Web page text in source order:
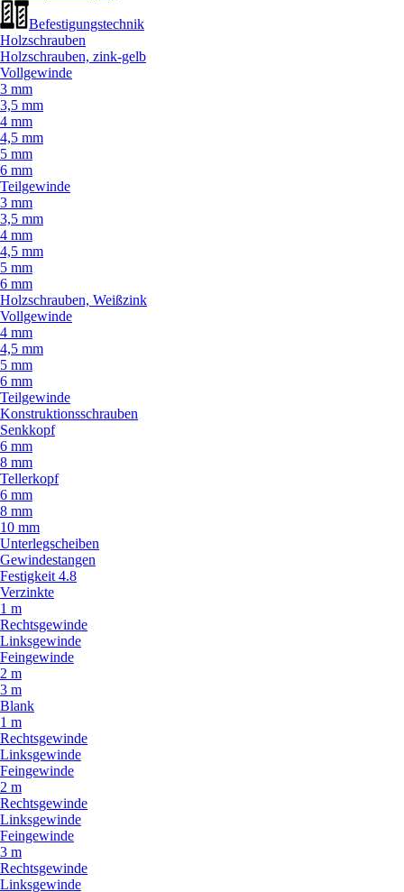
Befestigungstechnik
Holzschrauben
Holzschrauben, zink-gelb
Vollgewinde
3 mm
3,5 mm
4 mm
4,5 mm
5 mm
6 mm
Teilgewinde
3 mm
3,5 mm
4 mm
4,5 mm
5 mm
6 mm
Holzschrauben, Weißzink
Vollgewinde
4 mm
4,5 mm
5 mm
6 mm
Teilgewinde
Konstruktionsschrauben
Senkkopf
6 mm
8 mm
Tellerkopf
6 mm
8 mm
10 mm
Unterlegscheiben
Gewindestangen
Festigkeit 4.8
Verzinkte
1 m
Rechtsgewinde
Linksgewinde
Feingewinde
2 m
3 m
Blank
1 m
Rechtsgewinde
Linksgewinde
Feingewinde
2 m
Rechtsgewinde
Linksgewinde
Feingewinde
3 m
Rechtsgewinde
Linksgewinde